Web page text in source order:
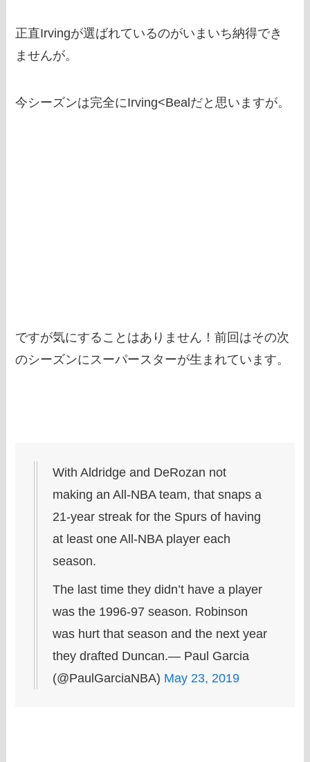
正直Irvingが選ばれているのがいまいち納得でき
ませんが。
今シーズンは完全にIrving<Bealだと思いますが。
ですが気にすることはありません！前回はその次
のシーズンにスーパースターが生まれています。
With Aldridge and DeRozan not
making an All-NBA team, that snaps a
21-year streak for the Spurs of having
at least one All-NBA player each
season.
The last time they didn’t have a player
was the 1996-97 season. Robinson
was hurt that season and the next year
they drafted Duncan.— Paul Garcia
(@PaulGarciaNBA) May 23, 2019